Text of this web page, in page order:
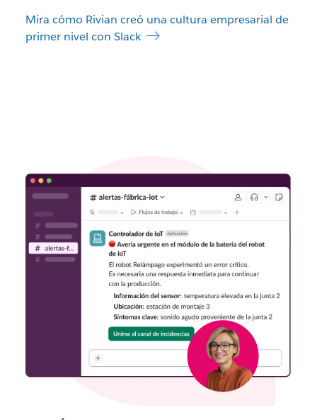
Mira cómo Rivian creó una cultura empresarial de
primer nivel con Slack